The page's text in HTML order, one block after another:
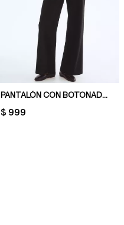
PANTALÓN CON BOTONADURA FRONTAL
PRICE:
$ 999